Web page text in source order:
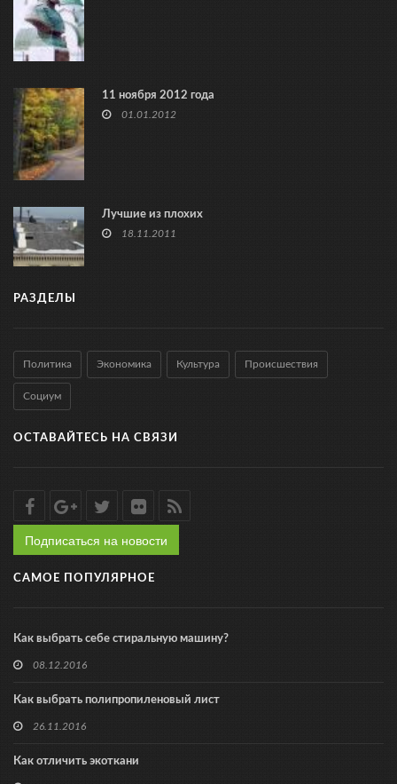
11 ноября 2012 года
01.01.2012
Лучшие из плохих
18.11.2011
РАЗДЕЛЫ
Политика Экономика Культура Происшествия
Социум
ОСТАВАЙТЕСЬ НА СВЯЗИ
Подписаться на новости
САМОЕ ПОПУЛЯРНОЕ
Как выбрать себе стиральную машину?
08.12.2016
Как выбрать полипропиленовый лист
26.11.2016
Как отличить экоткани